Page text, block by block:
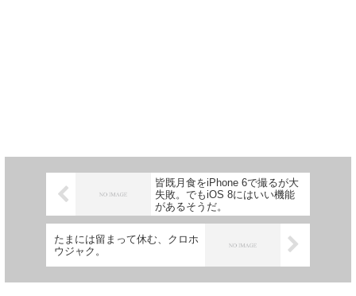
皆既月食をiPhone 6で撮るが大
失敗。でもiOS 8にはいい機能
があるそうだ。
たまには留まって休む、クロホ
ウジャク。